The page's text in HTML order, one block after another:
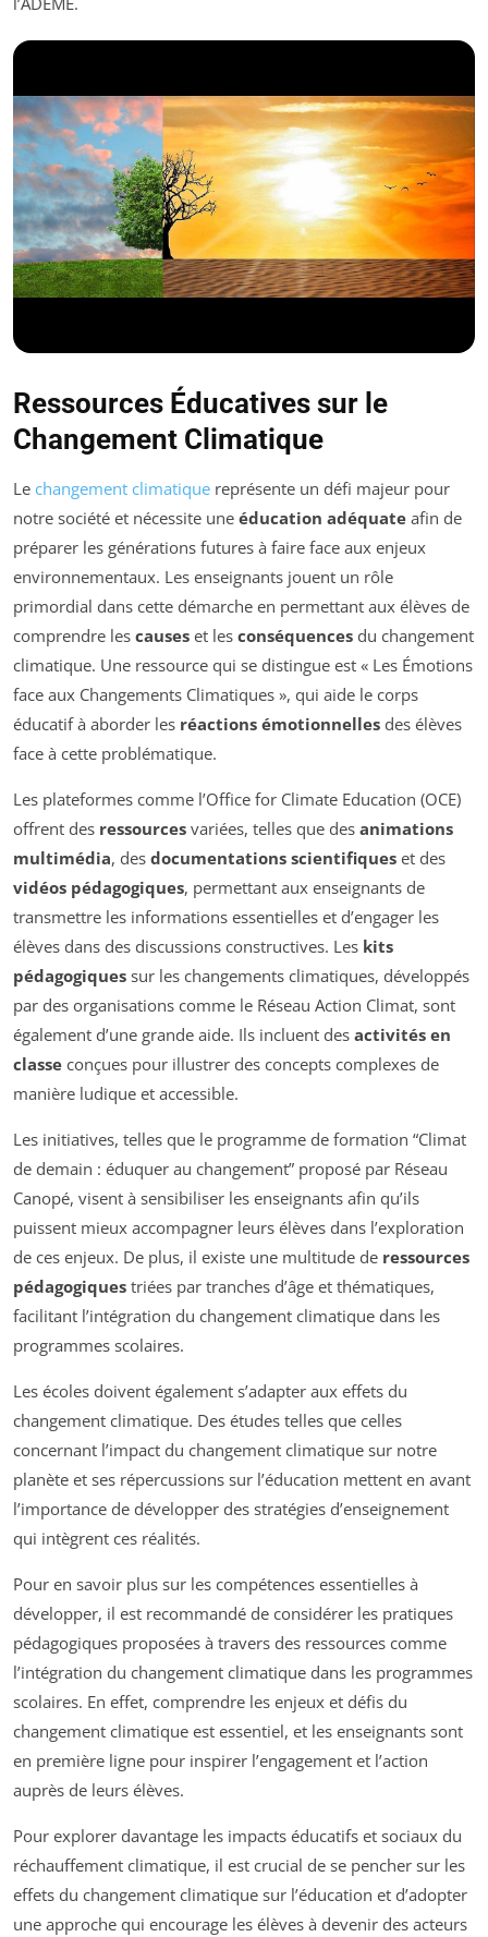
Ressources Éducatives sur le
Changement Climatique
Le changement climatique représente un défi majeur pour
notre société et nécessite une éducation adéquate afin de
préparer les générations futures à faire face aux enjeux
environnementaux. Les enseignants jouent un rôle
primordial dans cette démarche en permettant aux élèves de
comprendre les causes et les conséquences du changement
climatique. Une ressource qui se distingue est « Les Émotions
face aux Changements Climatiques », qui aide le corps
éducatif à aborder les réactions émotionnelles des élèves
face à cette problématique.
Les plateformes comme l’Office for Climate Education (OCE)
offrent des ressources variées, telles que des animations
multimédia, des documentations scientifiques et des
vidéos pédagogiques, permettant aux enseignants de
transmettre les informations essentielles et d’engager les
élèves dans des discussions constructives. Les kits
pédagogiques sur les changements climatiques, développés
par des organisations comme le Réseau Action Climat, sont
également d’une grande aide. Ils incluent des activités en
classe conçues pour illustrer des concepts complexes de
manière ludique et accessible.
Les initiatives, telles que le programme de formation “Climat
de demain : éduquer au changement” proposé par Réseau
Canopé, visent à sensibiliser les enseignants afin qu’ils
puissent mieux accompagner leurs élèves dans l’exploration
de ces enjeux. De plus, il existe une multitude de ressources
pédagogiques triées par tranches d’âge et thématiques,
facilitant l’intégration du changement climatique dans les
programmes scolaires.
Les écoles doivent également s’adapter aux effets du
changement climatique. Des études telles que celles
concernant l’impact du changement climatique sur notre
planète et ses répercussions sur l’éducation mettent en avant
l’importance de développer des stratégies d’enseignement
qui intègrent ces réalités.
Pour en savoir plus sur les compétences essentielles à
développer, il est recommandé de considérer les pratiques
pédagogiques proposées à travers des ressources comme
l’intégration du changement climatique dans les programmes
scolaires. En effet, comprendre les enjeux et défis du
changement climatique est essentiel, et les enseignants sont
en première ligne pour inspirer l’engagement et l’action
auprès de leurs élèves.
Pour explorer davantage les impacts éducatifs et sociaux du
réchauffement climatique, il est crucial de se pencher sur les
effets du changement climatique sur l’éducation et d’adopter
une approche qui encourage les élèves à devenir des acteurs